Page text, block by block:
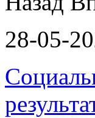
28-05-